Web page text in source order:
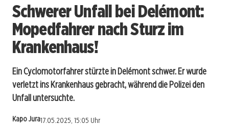
Schwerer Unfall bei Delémont:
Mopedfahrer nach Sturz im
Krankenhaus!
Ein Cyclomotorfahrer stürzte in Delémont schwer. Er wurde
verletzt ins Krankenhaus gebracht, während die Polizei den
Unfall untersuchte.
Kapo Jura17.05.2025, 15:05 Uhr